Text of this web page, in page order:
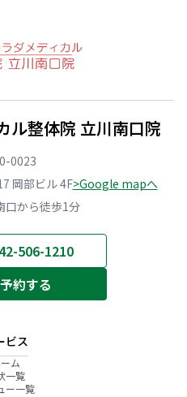
ル整体院 立川南口院
0023
岡部ビル 4F>Google mapへ
口から徒歩1分
506-1210
約する
ビス
ム
一覧
ー一覧